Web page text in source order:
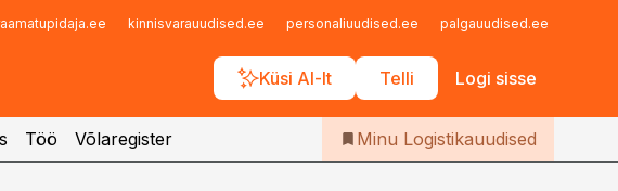
kinnisvarauudised.ee personaliuudised.ee palgauudised.ee
Küsi AI-lt Telli Logi sisse
Iseteenindus
Telli Logistikauudised
Töö Võlaregister Minu Logistikauudised